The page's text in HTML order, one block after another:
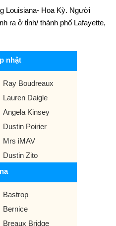
Louisiana- Hoa Kỳ. Người
ra ở tỉnh/ thành phố Lafayette,
nhật
Ray Boudreaux
Lauren Daigle
Angela Kinsey
Dustin Poirier
Mrs iMAV
Dustin Zito
Bastrop
Bernice
Breaux Bridge